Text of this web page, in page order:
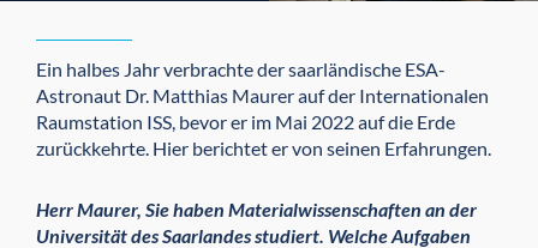
Ein halbes Jahr verbrachte der saarländische ESA-
Astronaut Dr. Matthias Maurer auf der Internatio­nalen
Raum­station ISS, bevor er im Mai 2022 auf die Erde
zurückkehrte. Hier berichtet er von seinen Erfahrungen.
Herr Maurer, Sie haben Material­wissen­schaften an der
Universität des Saarlandes studiert. Welche Aufgaben